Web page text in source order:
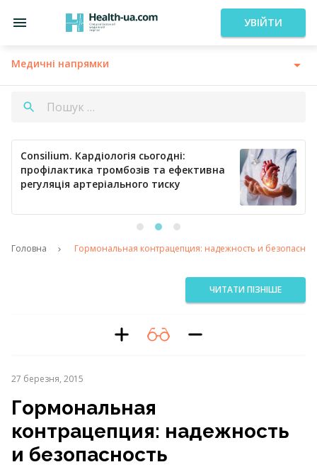
УВІЙТИ
Медичні напрямки
Consilium. Кардіологія сьогодні:
профілактика тромбозів та ефективна
регуляція артеріального тиску
Головна Гормональная контрацепция: надежность и
ЧИТАТИ ПІЗНІШЕ
27 березня, 2015
Гормональная
контрацепция: надежность
и безопасность